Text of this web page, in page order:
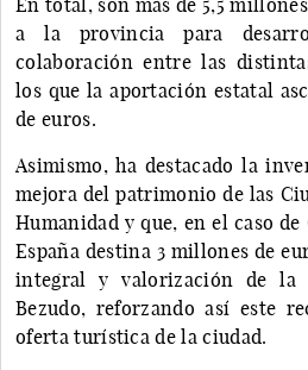
a la provincia para
colaboración entre las
los que la aportación estatal
de euros.
Asimismo, ha destacado la
mejora del patrimonio de las
Humanidad y que, en el caso
España destina 3 millones de
integral y valorización de
Bezudo, reforzando así este
oferta turística de la ciudad.